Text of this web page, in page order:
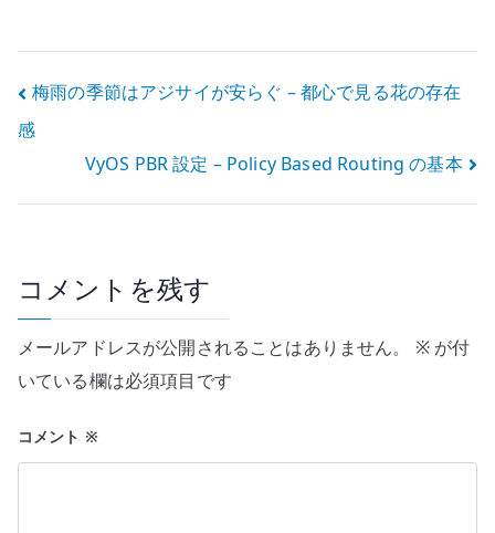
投
稿
ゲ
ー
シ
ン
梅雨の季節はアジサイが安らぐ – 都心で見る花の存在
感
VyOS PBR 設定 – Policy Based Routing の基本
コメントを残す
メールアドレスが公開されることはありません。 ※が付
いている欄は必須項目です
コメント ※